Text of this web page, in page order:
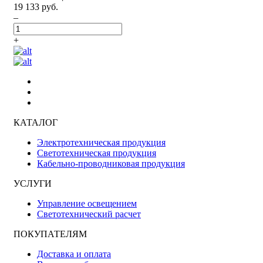
19 133 руб.
–
+
КАТАЛОГ
Электротехническая продукция
Светотехническая продукция
Кабельно-проводниковая продукция
УСЛУГИ
Управление освещением
Светотехнический расчет
ПОКУПАТЕЛЯМ
Доставка и оплата